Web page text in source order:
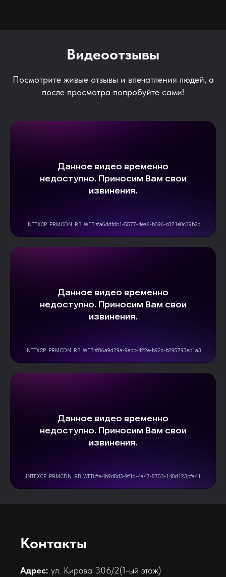
Видеоотзывы
Посмотрите живые отзывы и впечатления людей, а
после просмотра попробуйте сами!
Контакты
Адрес: ул. Кирова 306/2(1-ый этаж)